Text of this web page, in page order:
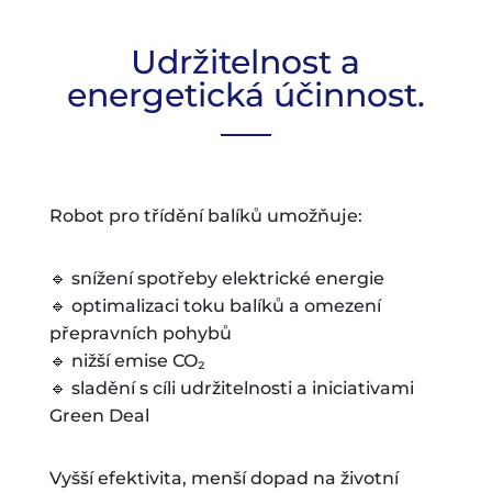
Udržitelnost a
energetická účinnost.
Robot pro třídění balíků umožňuje:
🔹 snížení spotřeby elektrické energie
🔹 optimalizaci toku balíků a omezení
přepravních pohybů
🔹 nižší emise CO₂
🔹 sladění s cíli udržitelnosti a iniciativami
Green Deal
Vyšší efektivita, menší dopad na životní